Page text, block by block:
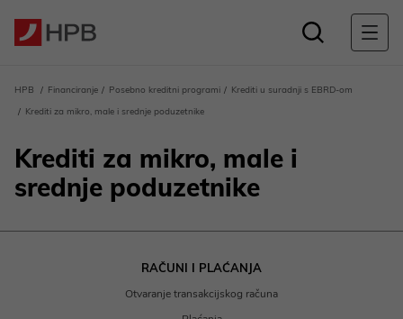
HPB Financiranje Posebno kreditni programi
Krediti u suradnji s EBRD-om
Krediti za mikro, male i srednje poduzetnike
Krediti za mikro, male i
srednje poduzetnike
RAČUNI I PLAĆANJA
Otvaranje transakcijskog računa